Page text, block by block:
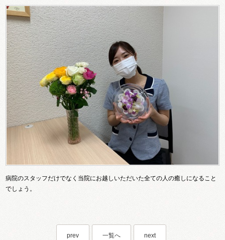
病院のスタッフだけでなく当院にお越しいただいた全ての人の癒しになること
でしょう。
prev 一覧へ next